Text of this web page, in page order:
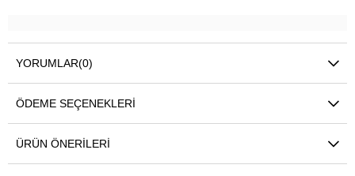
YORUMLAR(0)
ÖDEME SEÇENEKLERI
ÜRÜN ÖNERILERI